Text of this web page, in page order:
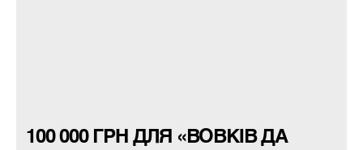
100 000 ГРН ДЛЯ «ВОВКІВ ДА